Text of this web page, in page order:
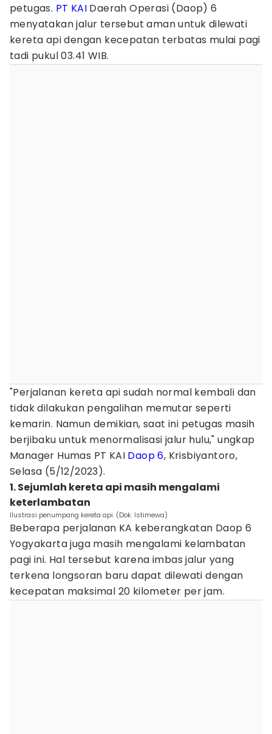
petugas. PT KAI Daerah Operasi (Daop) 6
menyatakan jalur tersebut aman untuk dilewati
kereta api dengan kecepatan terbatas mulai pagi
tadi pukul 03.41 WIB.
"Perjalanan kereta api sudah normal kembali dan
tidak dilakukan pengalihan memutar seperti
kemarin. Namun demikian, saat ini petugas masih
berjibaku untuk menormalisasi jalur hulu," ungkap
Manager Humas PT KAI Daop 6, Krisbiyantoro,
Selasa (5/12/2023).
1. Sejumlah kereta api masih mengalami
keterlambatan
Ilustrasi penumpang kereta api. (Dok. Istimewa)
Beberapa perjalanan KA keberangkatan Daop 6
Yogyakarta juga masih mengalami kelambatan
pagi ini. Hal tersebut karena imbas jalur yang
terkena longsoran baru dapat dilewati dengan
kecepatan maksimal 20 kilometer per jam.